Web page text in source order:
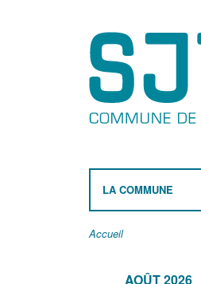
LA COMMUNE
Accueil
AOÛT 2026